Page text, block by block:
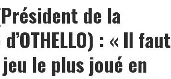
de la
: « Il faut
jeu le plus joué en